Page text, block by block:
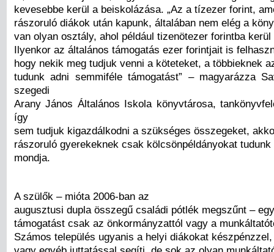
kevesebbe kerül a beiskolázása. „Az a tízezer forint,
rászoruló diákok után kapunk, általában nem elég a
van olyan osztály, ahol például tizenötezer forintba
Ilyenkor az általános támogatás ezer forintjait is
hogy nekik meg tudjuk venni a köteteket, a többieknek
tudunk adni semmiféle támogatást” – magyarázza
szegedi
Arany János Általános Iskola könyvtárosa,
így
sem tudjuk kigazdálkodni a szükséges összegeket,
rászoruló gyerekeknek csak kölcsönpéldányokat tudunk
mondja.
A szülők – mióta 2006-ban az
augusztusi dupla összegű családi pótlék megszűnt –
támogatást csak az önkormányzattól vagy a
Számos település ugyanis a helyi diákokat